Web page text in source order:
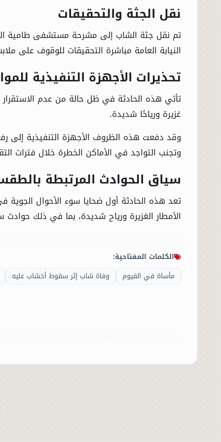
نقل الجثة والتحقيقات
تم نقل جثة الشاب إلى مشرحة مستشفى طامية
النيابة العامة مباشرة التحقيقات للوقوف على
تحذيرات الأجهزة التنفيذية
تأتي هذه الحادثة في ظل حالة من عدم
غزيرة ورياحًا شديدة.
وقد دفعت هذه الظروف الأجهزة التنفيذية إلى
وتجنب التواجد في الأماكن الخطرة خلال فترات
سياق الحوادث المرتبطة
تعد هذه الحادثة أول ضحايا سوء الأحوال
الأمطار الغزيرة ورياح شديدة، بما في ذلك
الكلمات المفتاحية:
مأساة في الفيوم
وفاة شاب إثر سقوط أخشاب عليه